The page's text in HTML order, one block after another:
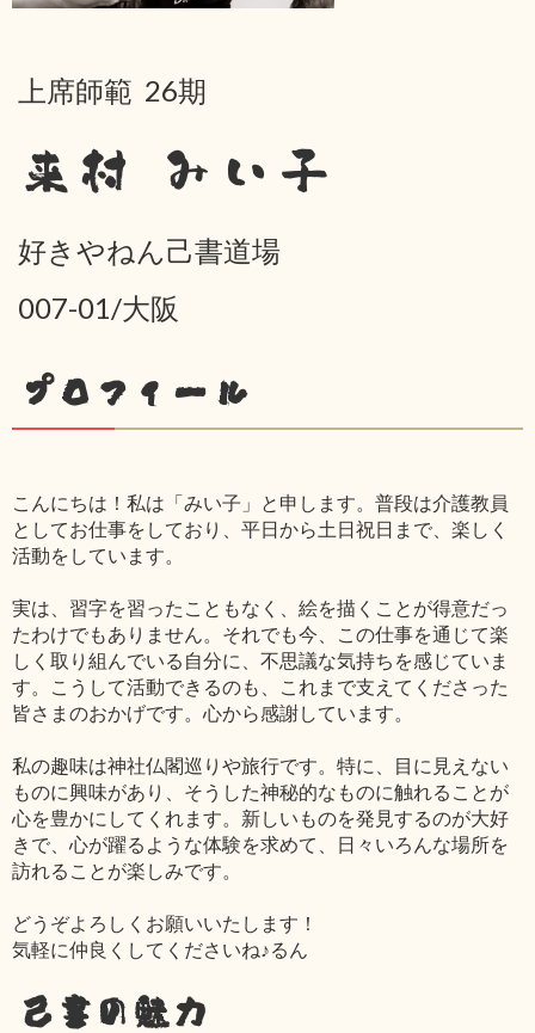
上席師範 26期
来村 みい子
好きやねん己書道場
007-01/大阪
プロフィール
こんにちは！私は「みい子」と申します。普段は介護教員
としてお仕事をしており、平日から土日祝日まで、楽しく
活動をしています。
実は、習字を習ったこともなく、絵を描くことが得意だっ
たわけでもありません。それでも今、この仕事を通じて楽
しく取り組んでいる自分に、不思議な気持ちを感じていま
す。こうして活動できるのも、これまで支えてくださった
皆さまのおかげです。心から感謝しています。
私の趣味は神社仏閣巡りや旅行です。特に、目に見えない
ものに興味があり、そうした神秘的なものに触れることが
心を豊かにしてくれます。新しいものを発見するのが大好
きで、心が躍るような体験を求めて、日々いろんな場所を
訪れることが楽しみです。
どうぞよろしくお願いいたします！
気軽に仲良くしてくださいね♪るん
己書の魅力